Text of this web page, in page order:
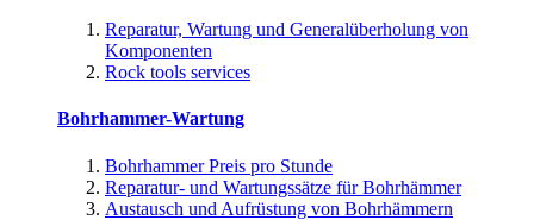
Reparatur, Wartung und Generalüberholung von
Komponenten
Rock tools services
Bohrhammer-Wartung
Bohrhammer Preis pro Stunde
Reparatur- und Wartungssätze für Bohrhämmer
Austausch und Aufrüstung von Bohrhämmern